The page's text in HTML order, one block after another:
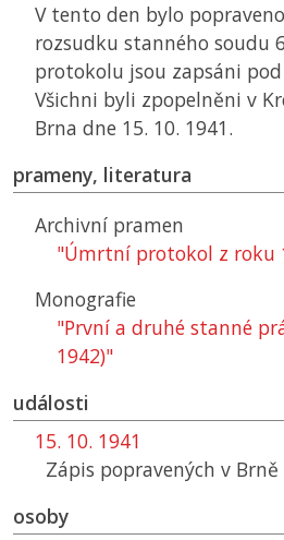
V tento den bylo
rozsudku stanného soudu
protokolu jsou zapsáni
Všichni byli zpopelněni v
Brna dne 15. 10. 1941.
prameny, literatura
Archivní pramen
"Úmrtní protokol z roku
Monografie
"První a druhé stanné
1942)"
události
15. 10. 1941
Zápis popravených v Brně
osoby